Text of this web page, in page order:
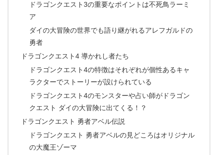
ドラゴンクエスト3の重要なポイントは不死鳥ラーミ
ア
ダイの大冒険の世界でも語り継がれるアレフガルドの
勇者
ドラゴンクエスト4 導かれし者たち
ドラゴンクエスト4の特徴はそれぞれが個性あるキャ
ラクターでストーリーが設けられている
ドラゴンクエスト4のモンスターや占い師がドラゴン
クエスト ダイの大冒険に出てくる！？
ドラゴンクエスト 勇者アベル伝説
ドラゴンクエスト 勇者アベルの見どころはオリジナル
の大魔王ゾーマ